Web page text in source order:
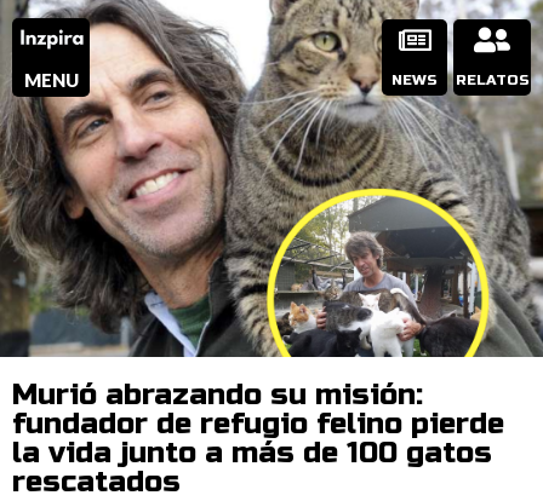
MENU NEWS RELATOS
Murió abrazando su misión:
fundador de refugio felino pierde
la vida junto a más de 100 gatos
rescatados